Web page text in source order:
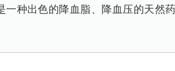
种出色的降血脂、降血压的天然